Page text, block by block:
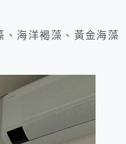
、海洋褐藻、黃金海藻